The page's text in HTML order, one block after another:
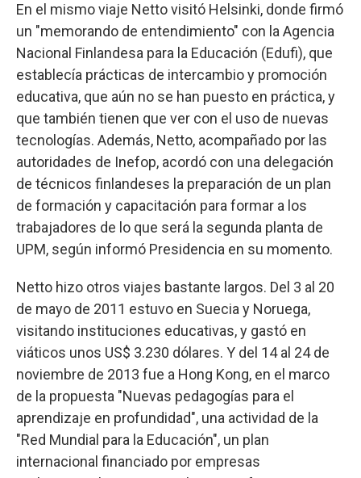
En el mismo viaje Netto visitó Helsinki, donde firmó
un "memorando de entendimiento" con la Agencia
Nacional Finlandesa para la Educación (Edufi), que
establecía prácticas de intercambio y promoción
educativa, que aún no se han puesto en práctica, y
que también tienen que ver con el uso de nuevas
tecnologías. Además, Netto, acompañado por las
autoridades de Inefop, acordó con una delegación
de técnicos finlandeses la preparación de un plan
de formación y capacitación para formar a los
trabajadores de lo que será la segunda planta de
UPM, según informó Presidencia en su momento.
Netto hizo otros viajes bastante largos. Del 3 al 20
de mayo de 2011 estuvo en Suecia y Noruega,
visitando instituciones educativas, y gastó en
viáticos unos US$ 3.230 dólares. Y del 14 al 24 de
noviembre de 2013 fue a Hong Kong, en el marco
de la propuesta "Nuevas pedagogías para el
aprendizaje en profundidad", una actividad de la
"Red Mundial para la Educación", un plan
internacional financiado por empresas